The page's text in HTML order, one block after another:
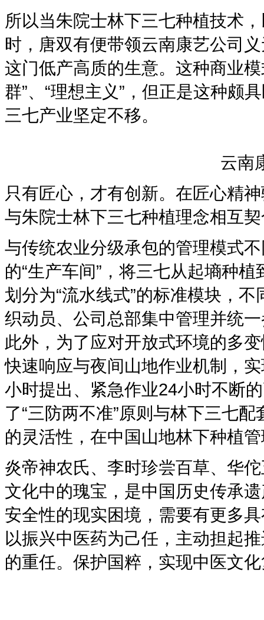
所以当朱院士林下三七种植技术
时，唐双有便带领云南康艺公司
这门低产高质的生意。这种商业
群”、“理想主义”，但正是这种颇
三七产业坚定不移。
云南
只有匠心，才有创新。在匠心精
与朱院士林下三七种植理念相互
与传统农业分级承包的管理模式
的“生产车间”，将三七从起墒种
划分为“流水线式”的标准模块，
织动员、公司总部集中管理并统
此外，为了应对开放式环境的多
快速响应与夜间山地作业机制，
小时提出、紧急作业24小时不断
了“三防两不准”原则与林下三七
的灵活性，在中国山地林下种植
炎帝神农氏、李时珍尝百草、华
文化中的瑰宝，是中国历史传承
安全性的现实困境，需要有更多
以振兴中医药为己任，主动担起
的重任。保护国粹，实现中医文